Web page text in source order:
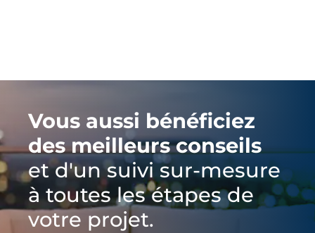
Vous aussi bénéficiez
des meilleurs conseils
et d'un suivi sur-mesure
à toutes les étapes de
votre projet.